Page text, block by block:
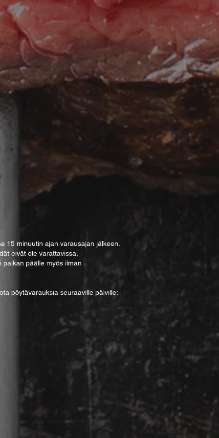
15 minuutin ajan varausajan jälkeen.
eivät ole varattavissa,
päälle myös ilman
pöytävarauksia seuraaville päiville: